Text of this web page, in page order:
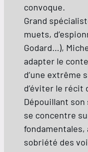
convoque.
Grand
muets,
Godard…),
adapter le
d’une extrême
d’éviter le
Dépouillant
se concentre
fondamentales,
sobriété des